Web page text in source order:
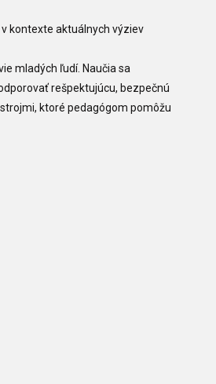
kontexte aktuálnych výziev
mladých ľudí. Naučia sa
rešpektujúcu, bezpečnú
ktoré pedagógom pomôžu